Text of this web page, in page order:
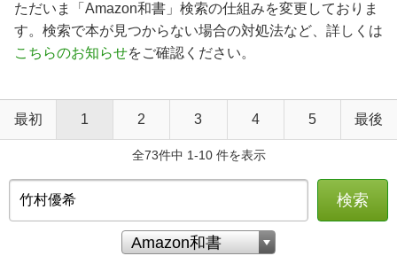
ただいま「Amazon和書」検索の仕組みを変更しておりま
す。検索で本が見つからない場合の対処法など、詳しくは
こちらのお知らせをご確認ください。
最初 1 2 3 4 5 最後
全73件中 1-10 件を表示
検索